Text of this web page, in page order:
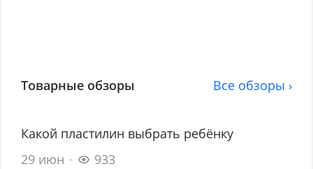
Товарные обзоры Все обзоры ›
Какой пластилин выбрать ребёнку
29 июн
933